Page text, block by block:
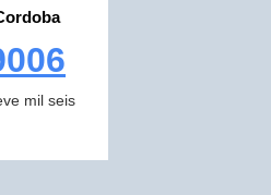
mil seis